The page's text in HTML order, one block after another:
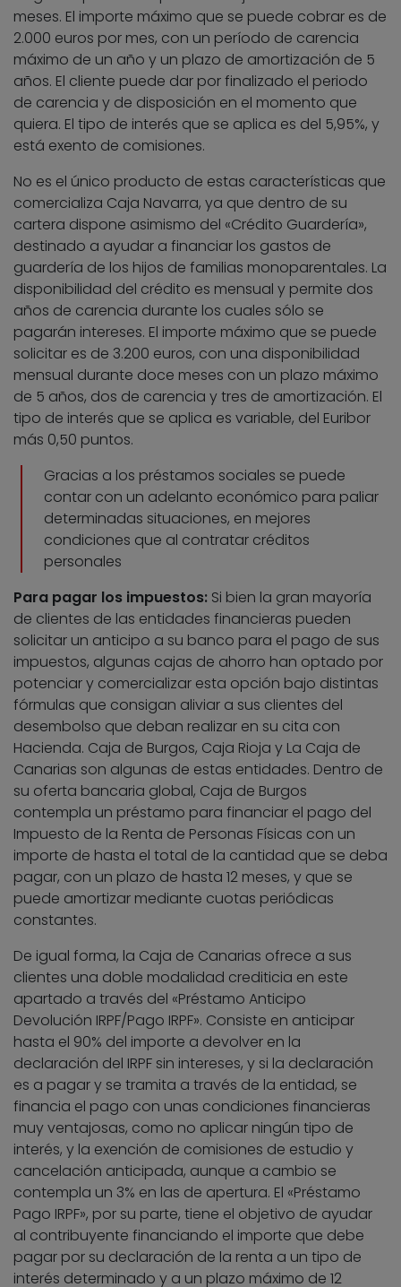
meses. El importe máximo que se puede cobrar es de
2.000 euros por mes, con un período de carencia
máximo de un año y un plazo de amortización de 5
años. El cliente puede dar por finalizado el periodo
de carencia y de disposición en el momento que
quiera. El tipo de interés que se aplica es del 5,95%, y
está exento de comisiones.
No es el único producto de estas características que
comercializa Caja Navarra, ya que dentro de su
cartera dispone asimismo del «Crédito Guardería»,
destinado a ayudar a financiar los gastos de
guardería de los hijos de familias monoparentales. La
disponibilidad del crédito es mensual y permite dos
años de carencia durante los cuales sólo se
pagarán intereses. El importe máximo que se puede
solicitar es de 3.200 euros, con una disponibilidad
mensual durante doce meses con un plazo máximo
de 5 años, dos de carencia y tres de amortización. El
tipo de interés que se aplica es variable, del Euribor
más 0,50 puntos.
Gracias a los préstamos sociales se puede
contar con un adelanto económico para paliar
determinadas situaciones, en mejores
condiciones que al contratar créditos
personales
Para pagar los impuestos: Si bien la gran mayoría
de clientes de las entidades financieras pueden
solicitar un anticipo a su banco para el pago de sus
impuestos, algunas cajas de ahorro han optado por
potenciar y comercializar esta opción bajo distintas
fórmulas que consigan aliviar a sus clientes del
desembolso que deban realizar en su cita con
Hacienda. Caja de Burgos, Caja Rioja y La Caja de
Canarias son algunas de estas entidades. Dentro de
su oferta bancaria global, Caja de Burgos
contempla un préstamo para financiar el pago del
Impuesto de la Renta de Personas Físicas con un
importe de hasta el total de la cantidad que se deba
pagar, con un plazo de hasta 12 meses, y que se
puede amortizar mediante cuotas periódicas
constantes.
De igual forma, la Caja de Canarias ofrece a sus
clientes una doble modalidad crediticia en este
apartado a través del «Préstamo Anticipo
Devolución IRPF/Pago IRPF». Consiste en anticipar
hasta el 90% del importe a devolver en la
declaración del IRPF sin intereses, y si la declaración
es a pagar y se tramita a través de la entidad, se
financia el pago con unas condiciones financieras
muy ventajosas, como no aplicar ningún tipo de
interés, y la exención de comisiones de estudio y
cancelación anticipada, aunque a cambio se
contempla un 3% en las de apertura. El «Préstamo
Pago IRPF», por su parte, tiene el objetivo de ayudar
al contribuyente financiando el importe que debe
pagar por su declaración de la renta a un tipo de
interés determinado y a un plazo máximo de 12